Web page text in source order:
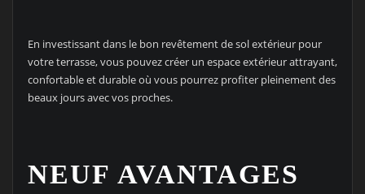
En investissant dans le bon revêtement de sol extérieur pour
votre terrasse, vous pouvez créer un espace extérieur attrayant,
confortable et durable où vous pourrez profiter pleinement des
beaux jours avec vos proches.
NEUF AVANTAGES